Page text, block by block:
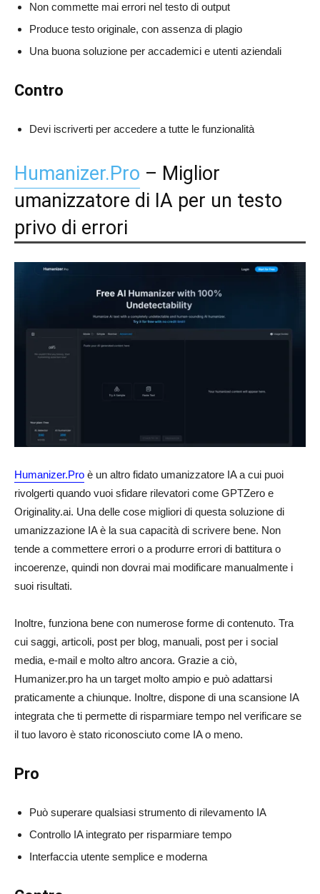
Non commette mai errori nel testo di output
Produce testo originale, con assenza di plagio
Una buona soluzione per accademici e utenti aziendali
Contro
Devi iscriverti per accedere a tutte le funzionalità
Humanizer.Pro – Miglior
umanizzatore di IA per un testo
privo di errori
Humanizer.Pro è un altro fidato umanizzatore IA a cui puoi
rivolgerti quando vuoi sfidare rilevatori come GPTZero e
Originality.ai. Una delle cose migliori di questa soluzione di
umanizzazione IA è la sua capacità di scrivere bene. Non
tende a commettere errori o a produrre errori di battitura o
incoerenze, quindi non dovrai mai modificare manualmente i
suoi risultati.
Inoltre, funziona bene con numerose forme di contenuto. Tra
cui saggi, articoli, post per blog, manuali, post per i social
media, e-mail e molto altro ancora. Grazie a ciò,
Humanizer.pro ha un target molto ampio e può adattarsi
praticamente a chiunque. Inoltre, dispone di una scansione IA
integrata che ti permette di risparmiare tempo nel verificare se
il tuo lavoro è stato riconosciuto come IA o meno.
Pro
Può superare qualsiasi strumento di rilevamento IA
Controllo IA integrato per risparmiare tempo
Interfaccia utente semplice e moderna